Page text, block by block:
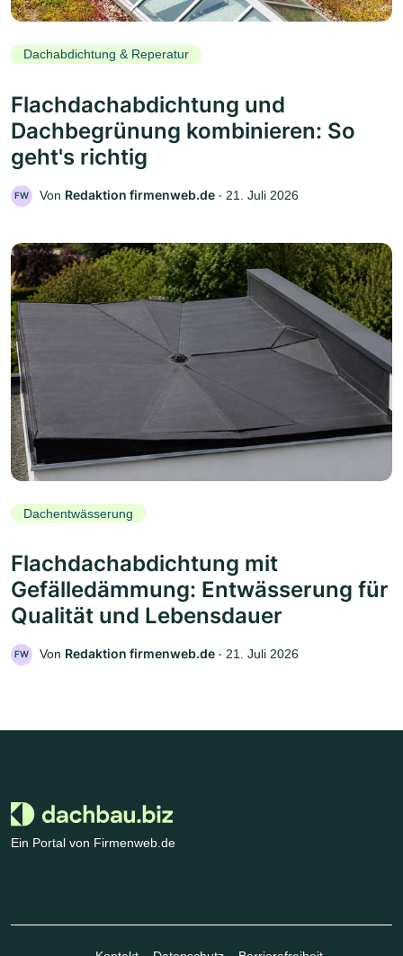
Dachabdichtung & Reperatur
Flachdachabdichtung und
Dachbegrünung kombinieren: So
geht's richtig
FW Von Redaktion firmenweb.de ‧ 21. Juli 2026
Dachentwässerung
Flachdachabdichtung mit
Gefälledämmung: Entwässerung für
Qualität und Lebensdauer
FW Von Redaktion firmenweb.de ‧ 21. Juli 2026
Ein Portal von Firmenweb.de